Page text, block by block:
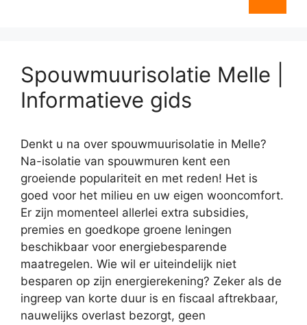
Spouwmuurisolatie Melle |
Informatieve gids
Denkt u na over spouwmuurisolatie in Melle?
Na-isolatie van spouwmuren kent een
groeiende populariteit en met reden! Het is
goed voor het milieu en uw eigen wooncomfort.
Er zijn momenteel allerlei extra subsidies,
premies en goedkope groene leningen
beschikbaar voor energiebesparende
maatregelen. Wie wil er uiteindelijk niet
besparen op zijn energierekening? Zeker als de
ingreep van korte duur is en fiscaal aftrekbaar,
nauwelijks overlast bezorgt, geen